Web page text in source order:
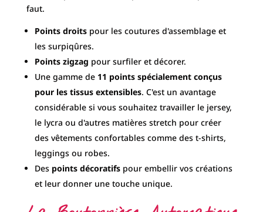
et leur donner une touche unique.
La Boutonnière Automatique
en un Clin d'Œil
L'une des fonctions les plus appréciées, surtout
lorsqu'on débute, est laboutonnière automatique
en une seule phase. Fini les boutonnières
fastidieuses en plusieurs étapes ! L'eXplore 240S
réalise des boutonnières parfaites et régulières en
un tour de main, garantissant une finition
impeccable à vos chemisiers, jupes et autres
vêtements. Le pied pour boutonnière automatique
est d'ailleurs inclus en tant qu'accessoire standard,